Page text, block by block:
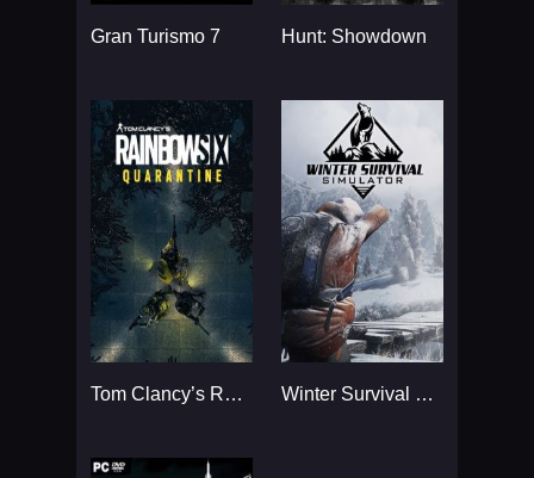
Gran Turismo 7 Hunt: Showdown
Tom Clancy’s Rainbow Six Winter Survival Simulator